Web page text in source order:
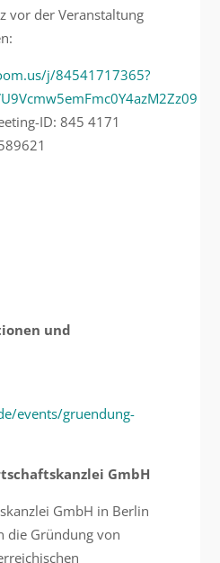
vor der Veranstaltung
j/84541717365?
ID: 845 4171
und
events/gruendung-
GmbH
GmbH in Berlin
die Gründung von